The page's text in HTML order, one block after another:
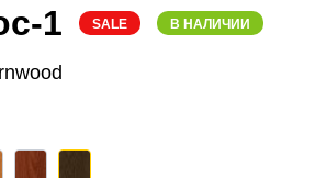
1 SALE В НАЛИЧИИ